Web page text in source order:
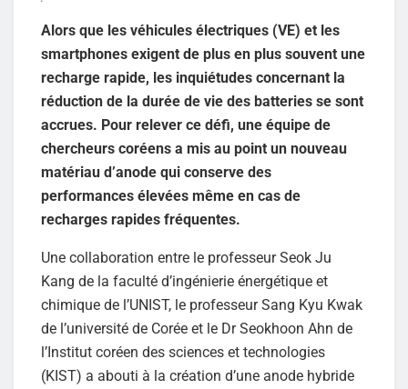
Alors que les véhicules électriques (VE) et les
smartphones exigent de plus en plus souvent une
recharge rapide, les inquiétudes concernant la
réduction de la durée de vie des batteries se sont
accrues. Pour relever ce défi, une équipe de
chercheurs coréens a mis au point un nouveau
matériau d’anode qui conserve des
performances élevées même en cas de
recharges rapides fréquentes.
Une collaboration entre le professeur Seok Ju
Kang de la faculté d’ingénierie énergétique et
chimique de l’UNIST, le professeur Sang Kyu Kwak
de l’université de Corée et le Dr Seokhoon Ahn de
l’Institut coréen des sciences et technologies
(KIST) a abouti à la création d’une anode hybride